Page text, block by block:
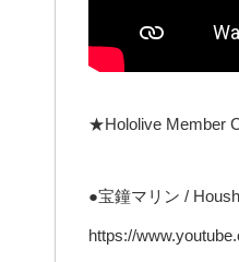
★Hololive Member
●宝鐘マリン /
https://